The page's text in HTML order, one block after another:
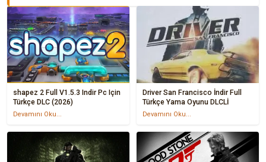
shapez 2 Full V1.5.3 Indir Pc Için
Türkçe DLC (2026)
Devamını Oku...
Driver San Francisco İndir Full
Türkçe Yama Oyunu DLCLİ
Devamını Oku...